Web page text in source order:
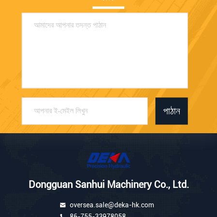
পাঠান
Dongguan Sanhui Machinery Co., Ltd.
oversea.sale@deka-hk.com